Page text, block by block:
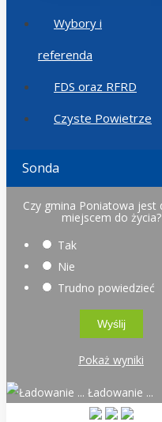
Wybory i
referenda
FDS oraz RFRD
Czyste Powietrze
Sonda
Czy gmina Poniatowa jest
miejscem do życia?
Tak
Nie
Trudno powiedzieć
Pokaż wyniki
Ładowanie ...